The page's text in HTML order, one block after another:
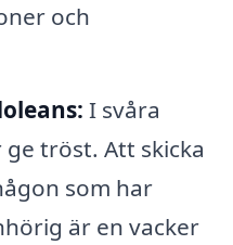
och
I svåra
tröst. Att skicka
som har
är en vacker